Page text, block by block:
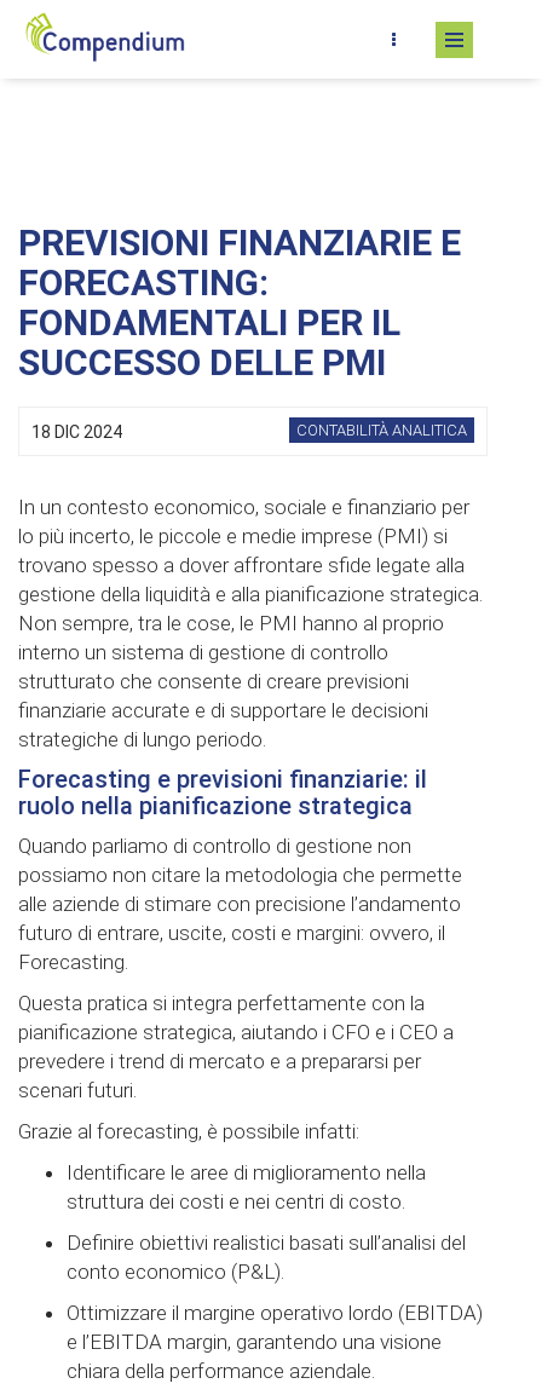
Salta al contenuto principale
PREVISIONI FINANZIARIE E
FORECASTING:
FONDAMENTALI PER IL
SUCCESSO DELLE PMI
18 DIC 2024 CONTABILITÀ ANALITICA
In un contesto economico, sociale e finanziario per
lo più incerto, le piccole e medie imprese (PMI) si
trovano spesso a dover affrontare sfide legate alla
gestione della liquidità e alla pianificazione strategica.
Non sempre, tra le cose, le PMI hanno al proprio
interno un sistema di gestione di controllo
strutturato che consente di creare previsioni
finanziarie accurate e di supportare le decisioni
strategiche di lungo periodo.
Forecasting e previsioni finanziarie: il
ruolo nella pianificazione strategica
Quando parliamo di controllo di gestione non
possiamo non citare la metodologia che permette
alle aziende di stimare con precisione l’andamento
futuro di entrare, uscite, costi e margini: ovvero, il
Forecasting.
Questa pratica si integra perfettamente con la
pianificazione strategica, aiutando i CFO e i CEO a
prevedere i trend di mercato e a prepararsi per
scenari futuri.
Grazie al forecasting, è possibile infatti:
Identificare le aree di miglioramento nella
struttura dei costi e nei centri di costo.
Definire obiettivi realistici basati sull’analisi del
conto economico (P&L).
Ottimizzare il margine operativo lordo (EBITDA)
e l’EBITDA margin, garantendo una visione
chiara della performance aziendale.